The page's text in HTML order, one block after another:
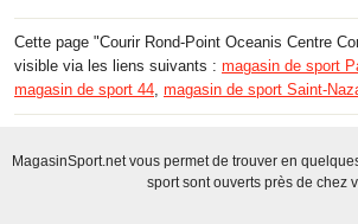
Cette page "Courir Rond-Point Oceanis Centre
visible via les liens suivants : magasin de sport
magasin de sport 44, magasin de sport Saint-
MagasinSport.net vous permet de trouver en
sport sont ouverts près de chez